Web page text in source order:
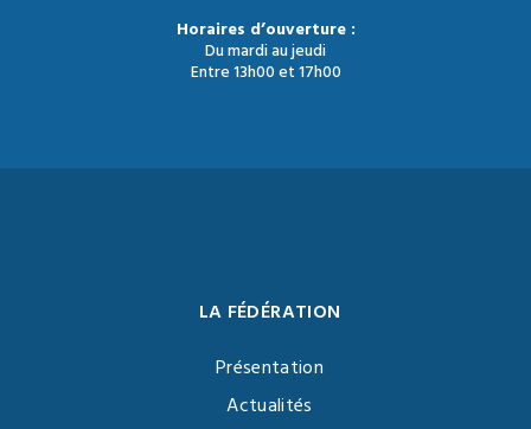
Horaires d’ouverture :
Du mardi au jeudi
Entre 13h00 et 17h00
LA FÉDÉRATION
Présentation
Actualités